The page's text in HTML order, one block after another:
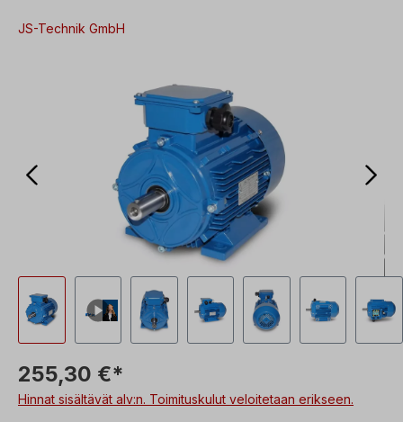
JS-Technik GmbH
255,30 €*
Hinnat sisältävät alv:n. Toimituskulut veloitetaan erikseen.